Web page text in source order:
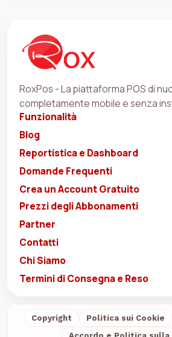
RoxPos - La piattaforma POS di
completamente mobile e senza
Funzionalità
Blog
Reportistica e Dashboard
Domande Frequenti
Crea un Account Gratuito
Prezzi degli Abbonamenti
Partner
Contatti
Chi Siamo
Termini di Consegna e Reso
Copyright Politica sui Cookie